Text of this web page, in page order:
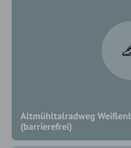
Altmühltalradweg
(barrierefrei)